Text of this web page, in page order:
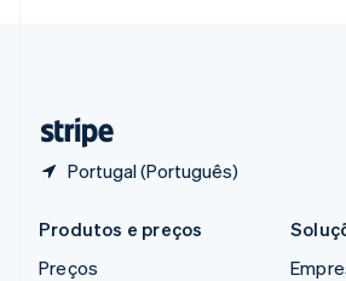
Portugal (Português)
Produtos e preços
Preços